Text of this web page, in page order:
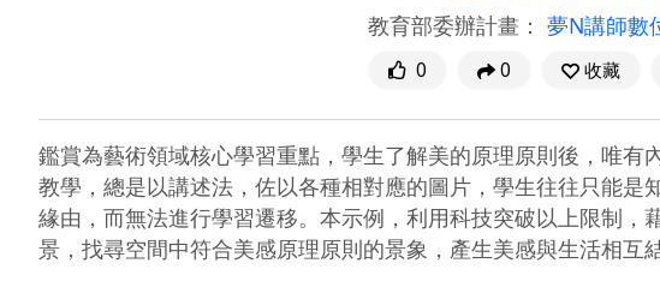
教育部委辦計畫： 夢N講師數
0 0 收藏
鑑賞為藝術領域核心學習重點，學生了解美的原理原則後，唯
教學，總是以講述法，佐以各種相對應的圖片，學生往往只能
緣由，而無法進行學習遷移。本示例，利用科技突破以上限制
景，找尋空間中符合美感原理原則的景象，產生美感與生活相互